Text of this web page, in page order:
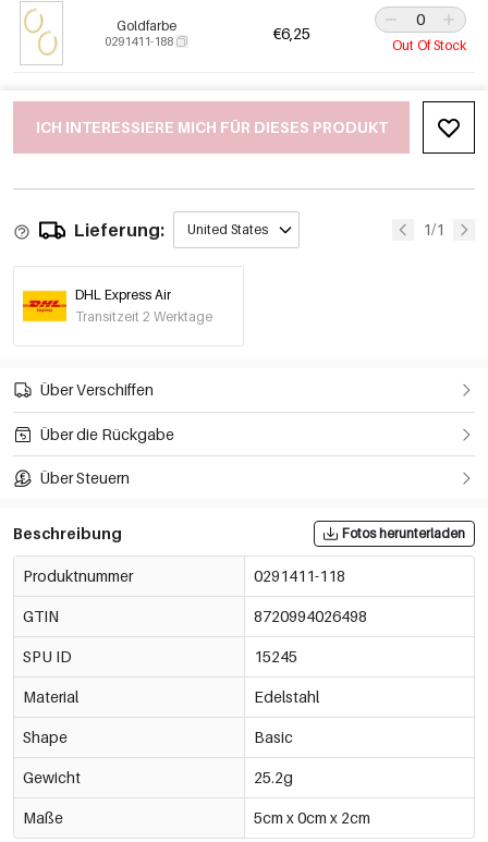
Goldfarbe
0291411-188 €6,25
Out Of Stock
ICH INTERESSIERE MICH FÜR DIESES PRODUKT
Lieferung: United States 1/1
DHL Express Air
Transitzeit 2 Werktage
Über Verschiffen
Über die Rückgabe
Über Steuern
Beschreibung Fotos herunterladen
Produktnummer 0291411-118
GTIN 8720994026498
SPU ID 15245
Material Edelstahl
Shape Basic
Gewicht 25.2g
Maße 5cm x 0cm x 2cm